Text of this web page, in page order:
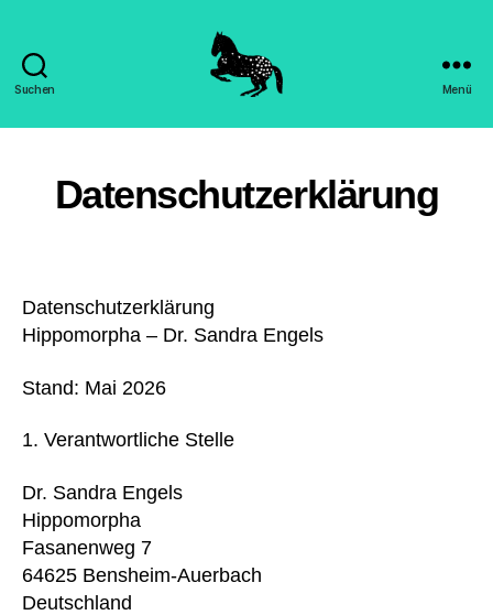
Suchen
-
Sandra
Engels
Menü
Datenschutzerklärung
Datenschutzerklärung
Hippomorpha – Dr. Sandra Engels
Stand: Mai 2026
Verantwortliche Stelle
Dr. Sandra Engels
Hippomorpha
Fasanenweg 7
64625 Bensheim-Auerbach
Deutschland